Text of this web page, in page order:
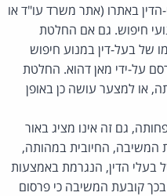
באתרו (אתר משרד עו"ד או
חיפוש. גם אם החלטת
של בעל-דין במנוע חיפוש
על-ידי מאן דהוא. החלטת
או למצער עושה כן באופן
גם זה אינו מציג באור
החיובית במהותה,
בעלי הדין, הנגרמת באמצעות
קובעת המשיבה כי פרסום